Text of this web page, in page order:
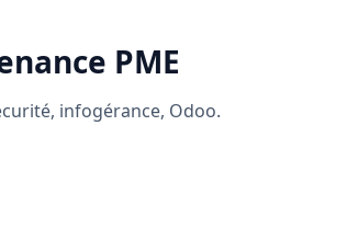
PME
infogérance, Odoo.